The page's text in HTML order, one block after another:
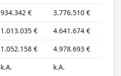
934.342 € 3.776.510 €
1.013.035 € 4.641.674 €
1.052.158 € 4.978.693 €
k.A. k.A.